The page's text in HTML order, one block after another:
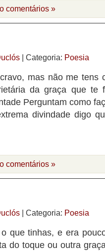
comentários »
| Categoria: Poesia
mas não me tens
da graça que te
Perguntam como
divindade digo
comentários »
| Categoria: Poesia
que tinhas, e era
do toque ou outra